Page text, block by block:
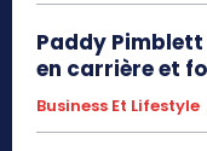
Paddy
en carrière et
Business Et Lifestyle